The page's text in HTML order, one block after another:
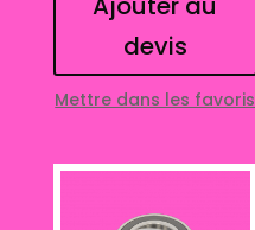
devis
Mettre dans les favoris